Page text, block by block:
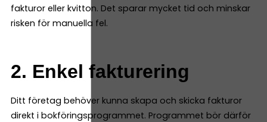
fakturor eller kvitton. Det sparar mycket tid och minskar
risken för manuella fel.
2. Enkel fakturering
Ditt företag behöver kunna skapa och skicka fakturor
direkt i bokföringsprogrammet. Programmet bör därför